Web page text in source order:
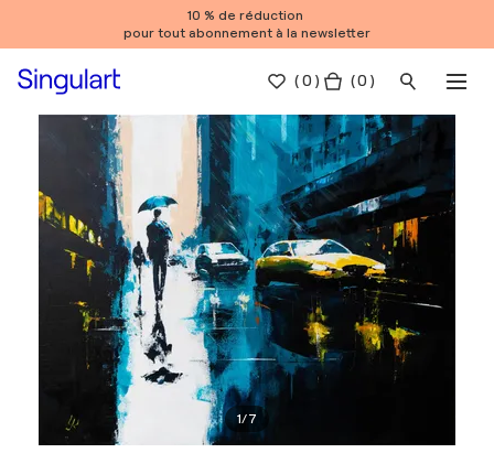
10 % de réduction
pour tout abonnement à la newsletter
(0 ) ( 0 )
1/7